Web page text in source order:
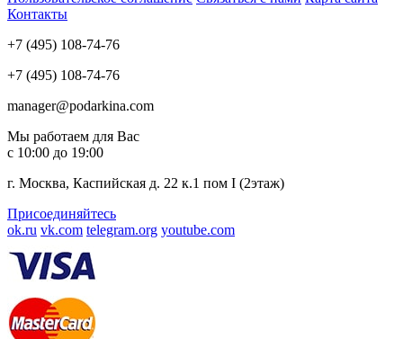
Контакты
+7 (495) 108-74-76
+7 (495) 108-74-76
manager@podarkina.com
Мы работаем для Вас
с 10:00 до 19:00
г. Москва, Каспийская д. 22 к.1 пом I (2этаж)
Присоединяйтесь
ok.ru vk.com telegram.org youtube.com